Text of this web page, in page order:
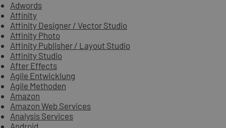
Adwords
Affinity
Affinity Designer / Vector Studio
Affinity Photo
Affinity Publisher / Layout Studio
Affinity Studio
After Effects
Agile Entwicklung
Agile Methoden
Amazon
Amazon Web Services
Analysis Services